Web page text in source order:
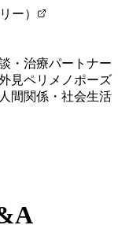
ー）
・治療パートナー
見ペリメノポーズ
人間関係・社会生活